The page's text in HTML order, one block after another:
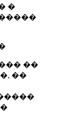
�
��
��